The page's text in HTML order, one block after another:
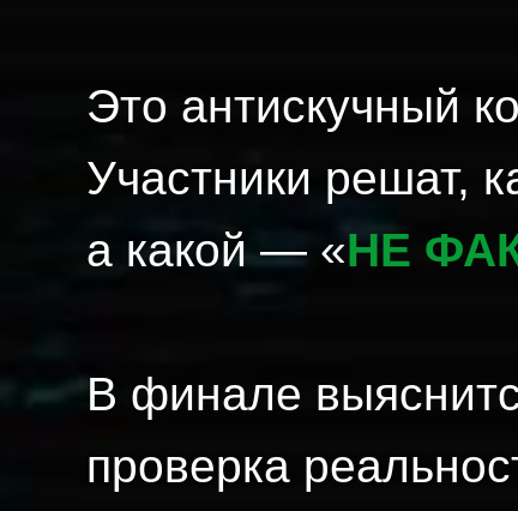
Это антискучный
Участники решат,
а какой — «НЕ
В финале
проверка